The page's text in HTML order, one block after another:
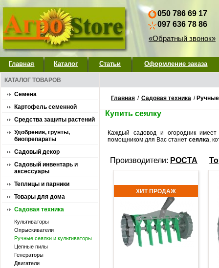
050 786 69 17
097 636 78 86
«Обратный звонок»
Главная Каталог Статьи Оформление заказа
КАТАЛОГ ТОВАРОВ
Семена
Картофель семенной
Средства защиты растений
Удобрения, грунты,
биопрепараты
Садовый декор
Садовый инвентарь и
аксессуары
Теплицы и парники
Товары для дома
Садовая техника
Культиваторы
Опрыскиватели
Ручные сеялки и культиваторы
Цепные пилы
Генераторы
Двигатели
Главная / Садовая техника /
Купить сеялку
Каждый садовод и огородник
помощником для Вас станет сеялка,
Производители: РОСТА
ХИТ ПРОДАЖ